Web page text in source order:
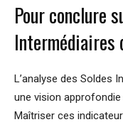
Pour conclure
Intermédiaires
L’analyse des Soldes
une vision
Maîtriser ces